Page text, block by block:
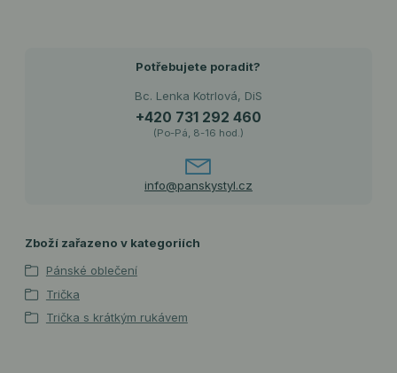
Potřebujete poradit?
Bc. Lenka Kotrlová, DiS
+420 731 292 460
(Po-Pá, 8-16 hod.)
info@panskystyl.cz
Zboží zařazeno v kategoriích
Pánské oblečení
Trička
Trička s krátkým rukávem